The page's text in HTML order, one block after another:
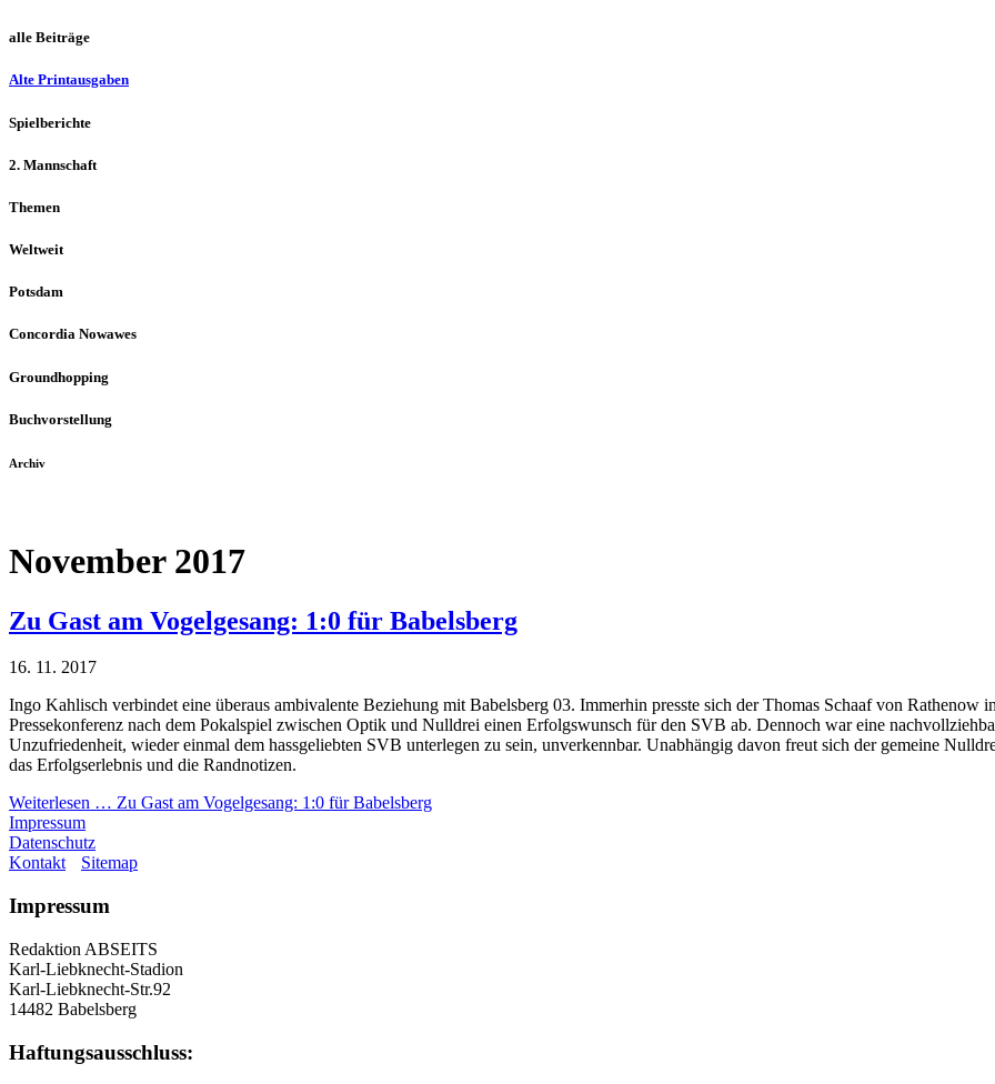
alle Beiträge
Alte Printausgaben
Spielberichte
2. Mannschaft
Themen
Weltweit
Potsdam
Concordia Nowawes
Groundhopping
Buchvorstellung
Archiv
November 2017
Zu Gast am Vogelgesang: 1:0 für Babelsberg
16. 11. 2017
Ingo Kahlisch verbindet eine überaus ambivalente Beziehung mit Babelsberg 03. Immerhin presste sich der Thomas Schaaf von Rathenow
Pressekonferenz nach dem Pokalspiel zwischen Optik und Nulldrei einen Erfolgswunsch für den SVB ab. Dennoch war eine
Unzufriedenheit, wieder einmal dem hassgeliebten SVB unterlegen zu sein, unverkennbar. Unabhängig davon freut sich der gemeine
das Erfolgserlebnis und die Randnotizen.
Weiterlesen … Zu Gast am Vogelgesang: 1:0 für Babelsberg
Impressum
Datenschutz
Kontakt
Sitemap
Impressum
Redaktion ABSEITS
Karl-Liebknecht-Stadion
Karl-Liebknecht-Str.92
14482 Babelsberg
Haftungsausschluss: